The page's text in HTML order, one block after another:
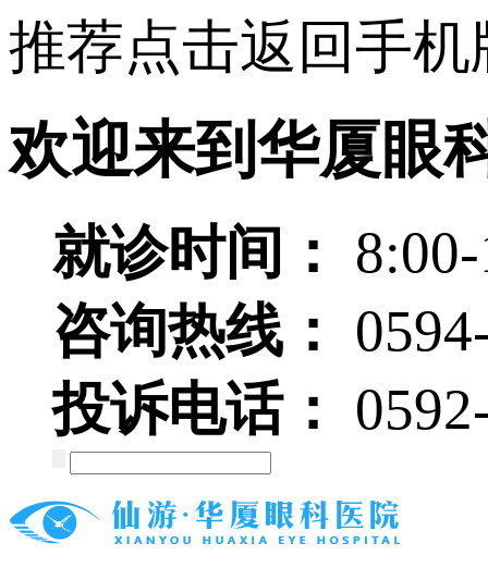
推荐点击返回手机
欢迎来到华厦眼
就诊时间：
咨询热线：
投诉电话：